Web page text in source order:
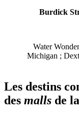
Burdick
Water
Michigan ;
Les destins
des malls de